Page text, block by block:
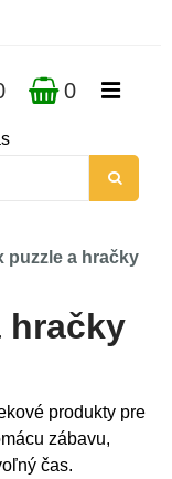
0
puzzle a hračky
hračky
produkty pre
zábavu,
čas.